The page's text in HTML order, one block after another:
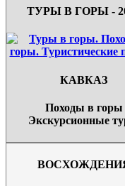
ТУРЫ В ГОРЫ -
КАВКАЗ
Походы в горы
Экскурсионные